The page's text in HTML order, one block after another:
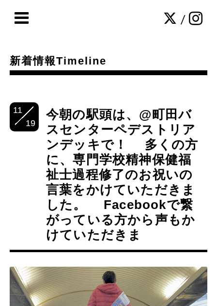
/
新着情報Timeline
11
19
今朝の駅頭は、@町田バ
スセンターペデストリア
ンデッキで！ 多くの方
に、専門学校精神保健福
祉士過程修了のお祝いの
言葉をかけていただきま
した。 Facebookで繋
がっている方から声もか
けていただきま